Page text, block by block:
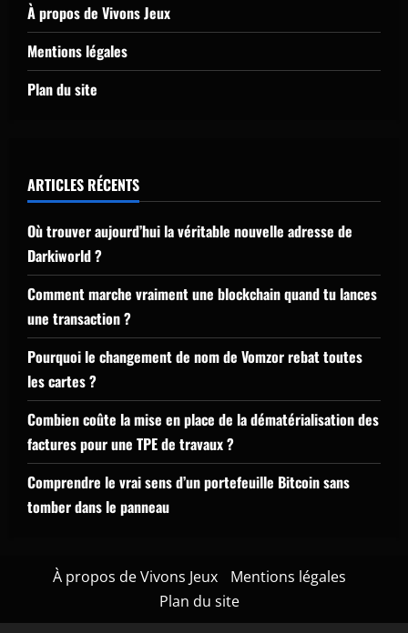
5 30 juillet 2026
À propos de Vivons Jeux
Mentions légales
Plan du site
ARTICLES RÉCENTS
Où trouver aujourd’hui la véritable nouvelle adresse de
Darkiworld ?
Comment marche vraiment une blockchain quand tu lances
une transaction ?
Pourquoi le changement de nom de Vomzor rebat toutes
les cartes ?
Combien coûte la mise en place de la dématérialisation des
factures pour une TPE de travaux ?
Comprendre le vrai sens d’un portefeuille Bitcoin sans
tomber dans le panneau
À propos de Vivons Jeux
Mentions légales
Plan du site